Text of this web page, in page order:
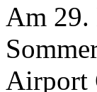
Am
Airport